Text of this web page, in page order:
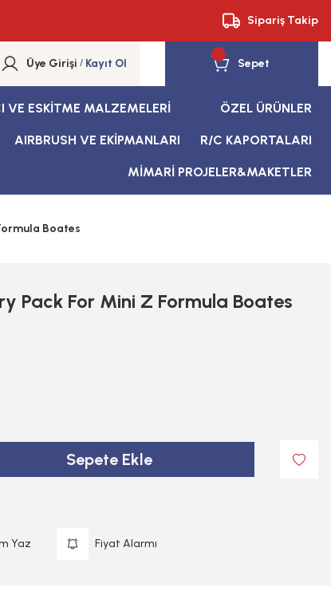
Sipariş Takip
Üye Girişi / Kayıt Ol Sepet
VE ESKİTME MALZEMELERİ ÖZEL ÜRÜNLER
AIRBRUSH VE EKİPMANLARI R/C KAPORTALARI
MİMARİ PROJELER&MAKETLER
Boates
Pack For Mini Z Formula Boates
Sepete Ekle
Yaz Fiyat Alarmı